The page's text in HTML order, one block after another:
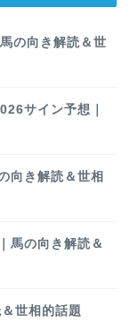
の向き解読＆世
サイン予想｜
向き解読＆世相
馬の向き解読＆
世相的話題